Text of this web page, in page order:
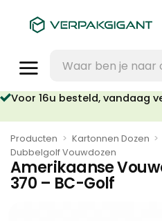
naar:
16u besteld, vandaag
Geen orderkosten
Producten > Kartonnen Dozen >
Dubbelgolf Vouwdozen
Amerikaanse
370 – BC-Golf